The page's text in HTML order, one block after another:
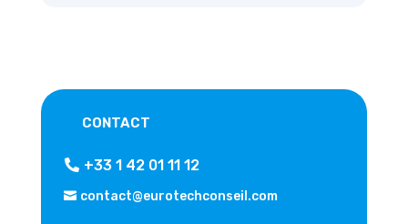
CONTACT
+33 1 42 01 11 12
contact@eurotechconseil.com